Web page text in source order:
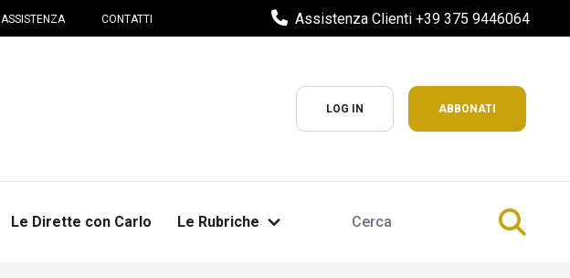
ASSISTENZA CONTATTI Assistenza Clienti +39 375 9446064
LOG IN ABBONATI
Le Dirette con Carlo Le Rubriche